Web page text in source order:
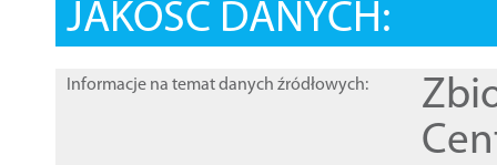
JAKOŚĆ DANYCH:
Informacje na temat danych źródłowych: